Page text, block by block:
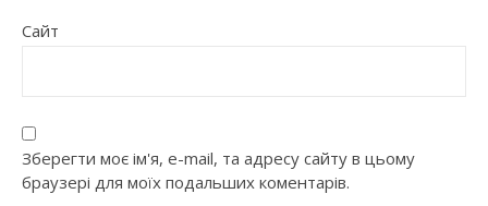
Сайт
Зберегти моє ім'я, e-mail, та адресу сайту в цьому
браузері для моїх подальших коментарів.